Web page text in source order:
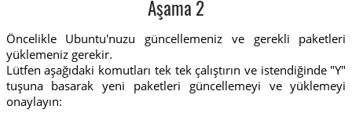
Aşama 2
Öncelikle Ubuntu'nuzu güncellemeniz ve gerekli paketleri
yüklemeniz gerekir.
Lütfen aşağıdaki komutları tek tek çalıştırın ve istendiğinde "Y"
tuşuna basarak yeni paketleri güncellemeyi ve yüklemeyi
onaylayın: